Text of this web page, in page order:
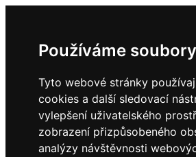
Používáme
Tyto webové stránky
cookies a další sledovací
vylepšení uživatelského
zobrazení přizpůsobeného
analýzy návštěvnosti